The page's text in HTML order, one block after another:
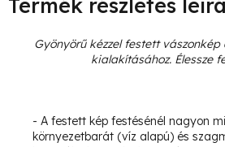
Termék részletes
Gyönyörű kézzel festett
kialakításához. Élessze
- A festett kép festésénél nagyon
környezetbarát (víz alapú) és